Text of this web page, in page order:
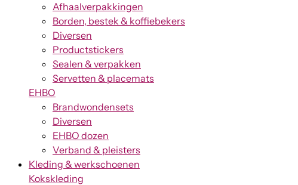
Afhaalverpakkingen
Borden, bestek & koffiebekers
Diversen
Productstickers
Sealen & verpakken
Servetten & placemats
EHBO
Brandwondensets
Diversen
EHBO dozen
Verband & pleisters
Kleding & werkschoenen
Kokskleding